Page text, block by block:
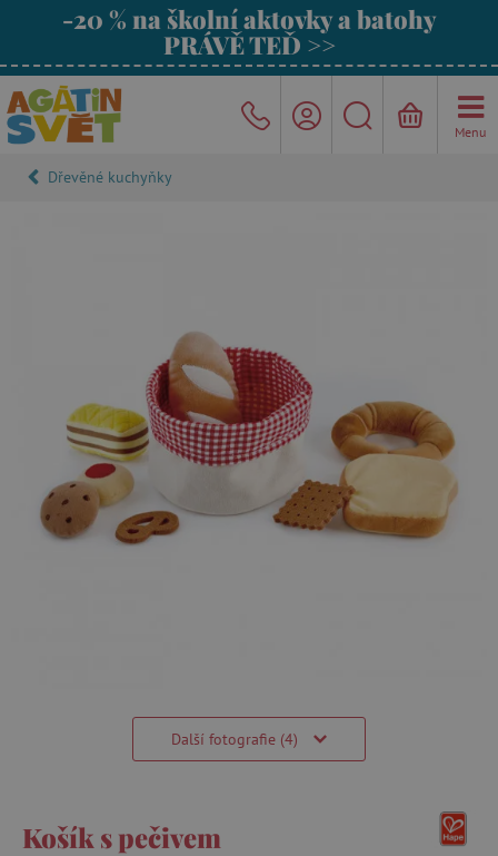
-20 % na školní aktovky a batohy
PRÁVĚ TEĎ >>
Menu
Dřevěné kuchyňky
Další fotografie (4)
Košík s pečivem